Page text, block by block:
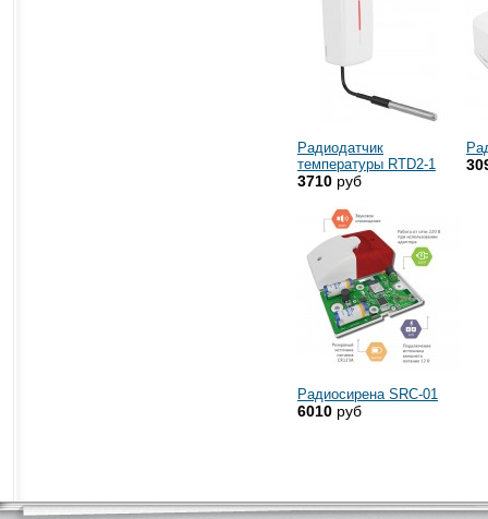
Радиодатчик
температуры RTD2-1
3710 руб
Радиосирена SRC-01
6010 руб